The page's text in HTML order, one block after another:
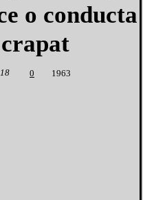
o conducta
0 1 963